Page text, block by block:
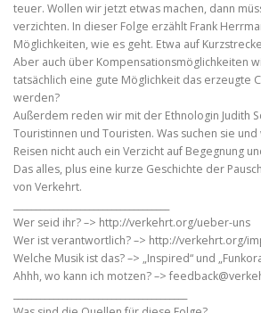
teuer. Wollen wir jetzt etwas machen, dann
verzichten. In dieser Folge erzählt Frank
Möglichkeiten, wie es geht. Etwa auf
Aber auch über Kompensationsmöglichkeiten
tatsächlich eine gute Möglichkeit das erzeugte
werden?
Außerdem reden wir mit der Ethnologin Judith
Touristinnen und Touristen. Was suchen sie
Reisen nicht auch ein Verzicht auf Begegnung
Das alles, plus eine kurze Geschichte der
von Verkehrt.
Wer seid ihr? –> http://verkehrt.org/ueber-uns
Wer ist verantwortlich? –> http://verkehrt.org/
Welche Musik ist das? –> „Inspired“ und
Ahhh, wo kann ich motzen? –>